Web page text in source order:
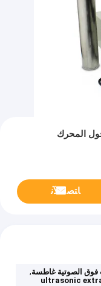
المحرك
ﺎﺘﺼﻟ ﺍﻶﻧ
الصوتية غاطسة,
ultrasonic